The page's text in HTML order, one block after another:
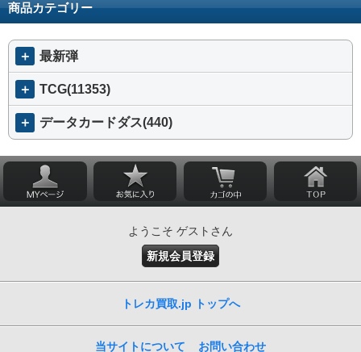
商品カテゴリー
＋ 最新弾
＋ TCG(11353)
＋ データカードダス(440)
ようこそ ゲストさん
新規会員登録
トレカ買取.jp トップへ
当サイトについて お問い合わせ